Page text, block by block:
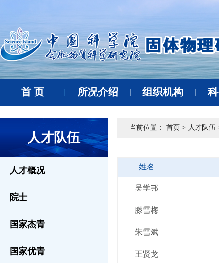
首 页 所况介绍 组织机构
人才队伍
人才概况
院士
国家杰青
国家优青
当前位置： 首页 > 人才队伍
姓名
吴学邦
滕雪梅
朱雪斌
王贤龙